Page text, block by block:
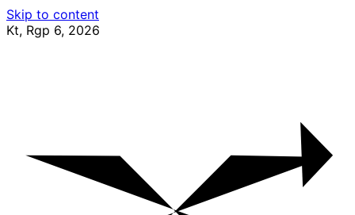
Skip to content
Kt, Rgp 6, 2026